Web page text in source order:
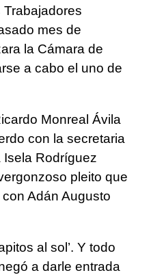
mes de
la Cámara de
a cabo el uno de
Monreal Ávila
con la secretaria
Rodríguez
pleito que
Adán Augusto
al sol’. Y todo
a darle entrada